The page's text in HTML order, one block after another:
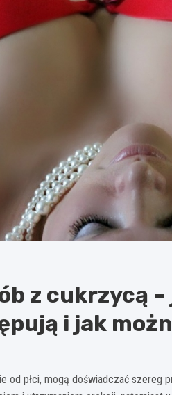
z cukrzycą
i jak
od płci, mogą doświadczać szereg